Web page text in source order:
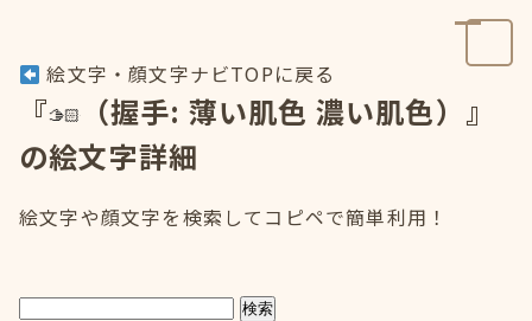
絵文字・顔文字ナビTOPに戻る
『
（握手: 薄い肌色 濃い肌色）』
の絵文字詳細
絵文字や顔文字を検索してコピペで簡単利用！
検索